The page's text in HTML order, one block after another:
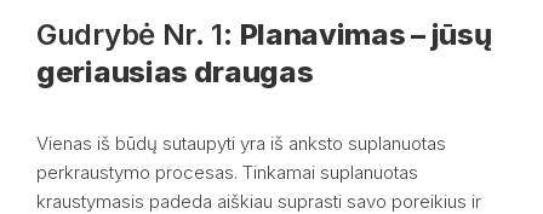
Gudrybė Nr. 1: Planavimas – jūsų
geriausias draugas
Vienas iš būdų sutaupyti yra iš anksto suplanuotas
perkraustymo procesas. Tinkamai suplanuotas
kraustymasis padeda aiškiau suprasti savo poreikius ir